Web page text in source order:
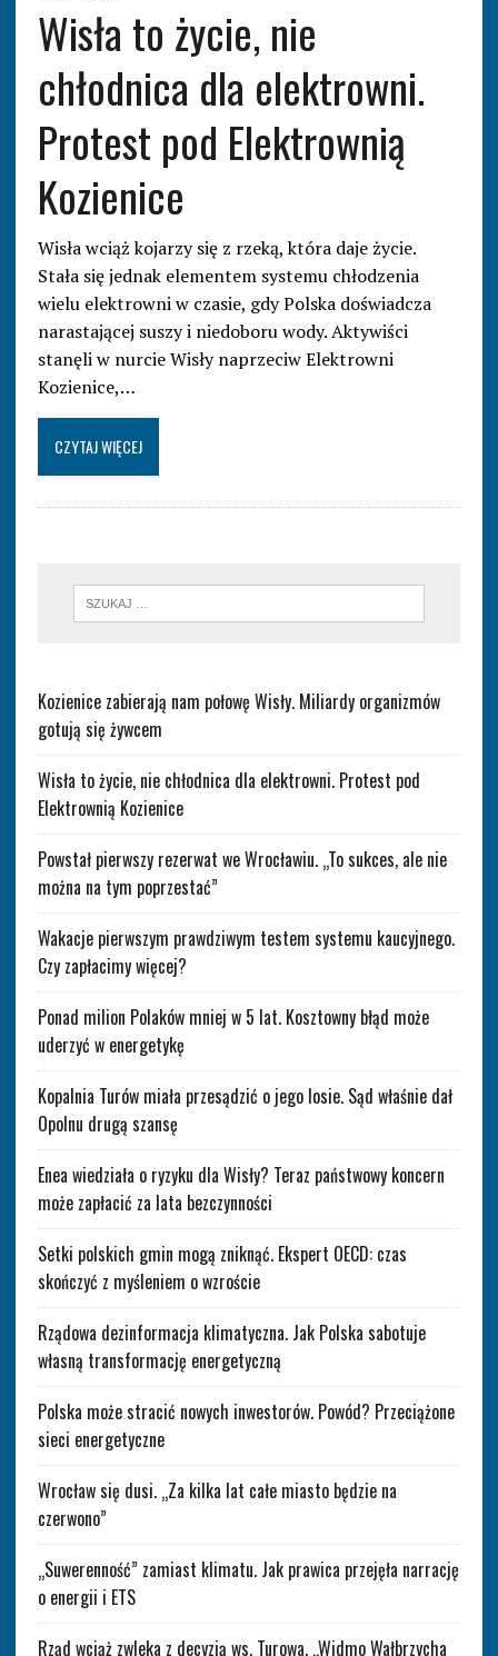
Wisła to życie, nie
chłodnica dla elektrowni.
Protest pod Elektrownią
Kozienice
Wisła wciąż kojarzy się z rzeką, która daje życie.
Stała się jednak elementem systemu chłodzenia
wielu elektrowni w czasie, gdy Polska doświadcza
narastającej suszy i niedoboru wody. Aktywiści
stanęli w nurcie Wisły naprzeciw Elektrowni
Kozienice,…
CZYTAJ WIĘCEJ
Kozienice zabierają nam połowę Wisły. Miliardy organizmów
gotują się żywcem
Wisła to życie, nie chłodnica dla elektrowni. Protest pod
Elektrownią Kozienice
Powstał pierwszy rezerwat we Wrocławiu. „To sukces, ale nie
można na tym poprzestać”
Wakacje pierwszym prawdziwym testem systemu kaucyjnego.
Czy zapłacimy więcej?
Ponad milion Polaków mniej w 5 lat. Kosztowny błąd może
uderzyć w energetykę
Kopalnia Turów miała przesądzić o jego losie. Sąd właśnie dał
Opolnu drugą szansę
Enea wiedziała o ryzyku dla Wisły? Teraz państwowy koncern
może zapłacić za lata bezczynności
Setki polskich gmin mogą zniknąć. Ekspert OECD: czas
skończyć z myśleniem o wzroście
Rządowa dezinformacja klimatyczna. Jak Polska sabotuje
własną transformację energetyczną
Polska może stracić nowych inwestorów. Powód? Przeciążone
sieci energetyczne
Wrocław się dusi. „Za kilka lat całe miasto będzie na
czerwono”
„Suwerenność” zamiast klimatu. Jak prawica przejęła narrację
o energii i ETS
Rząd wciąż zwleka z decyzją ws. Turowa. „Widmo Wałbrzycha